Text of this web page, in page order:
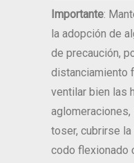
Importante:
la adopción de
de precaución,
distanciamiento
ventilar bien las
aglomeraciones,
toser, cubrirse la
codo flexionado